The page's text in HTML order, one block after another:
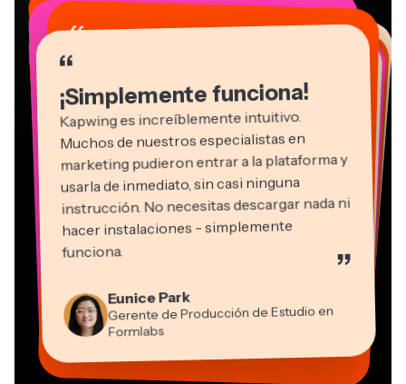
“
¡Simplemente funciona!
Kapwing es increíblemente intuitivo.
Muchos de nuestros especialistas en
marketing pudieron entrar a la plataforma y
usarla de inmediato, sin casi ninguna
instrucción. No necesitas descargar nada ni
hacer instalaciones - simplemente
funciona. ”
Eunice Park
Gerente de Producción de Estudio en
Formlabs
“
Vannesia Darby
CEO en MOXIE Nashville
“
Grant Taleck
Co-Fundador en
Socio Director en EPATHLON
“
Kerry-lee Farla
Youtuber
Gracie Peng
Director de Contenido
“
Martin James
Editor de video
Heidi Rae
Educación
“
Consultor
“
Mitch Rawlings
Freelancer de Servicios de Información
“
Dina Segovia
Trabajador freelance virtual